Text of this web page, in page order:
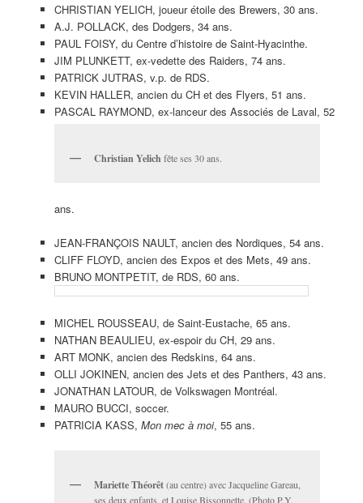
CHRISTIAN YELICH, joueur étoile des Brewers, 30 ans.
A.J. POLLACK, des Dodgers, 34 ans.
PAUL FOISY, du Centre d’histoire de Saint-Hyacinthe.
JIM PLUNKETT, ex-vedette des Raiders, 74 ans.
PATRICK JUTRAS, v.p. de RDS.
KEVIN HALLER, ancien du CH et des Flyers, 51 ans.
PASCAL RAYMOND, ex-lanceur des Associés de Laval, 52
Christian Yelich fête ses 30 ans.
ans.
JEAN-FRANÇOIS NAULT, ancien des Nordiques, 54 ans.
CLIFF FLOYD, ancien des Expos et des Mets, 49 ans.
BRUNO MONTPETIT, de RDS, 60 ans.
MICHEL ROUSSEAU, de Saint-Eustache, 65 ans.
NATHAN BEAULIEU, ex-espoir du CH, 29 ans.
ART MONK, ancien des Redskins, 64 ans.
OLLI JOKINEN, ancien des Jets et des Panthers, 43 ans.
JONATHAN LATOUR, de Volkswagen Montréal.
MAURO BUCCI, soccer.
PATRICIA KASS, Mon mec à moi, 55 ans.
Mariette Théorêt(au centre) avec Jacqueline Gareau,
ses deux enfants, et Louise Bissonnette. (Photo P.Y.